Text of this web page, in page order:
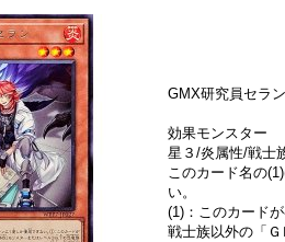
GMX研究員セラン
効果モンスター
星３/炎属性/戦士
このカード名の
い。
(1)：このカード
戦士族以外の「